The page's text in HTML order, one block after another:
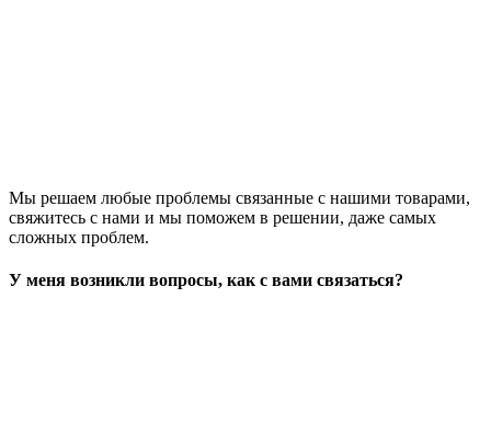
Мы решаем любые проблемы связанные с нашими товарами,
свяжитесь с нами и мы поможем в решении, даже самых
сложных проблем.
У меня возникли вопросы, как с вами связаться?